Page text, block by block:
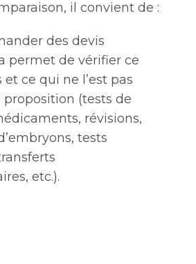
il convient de :
des devis
permet de vérifier ce
ce qui ne l’est pas
(tests de
révisions,
tests
etc.).